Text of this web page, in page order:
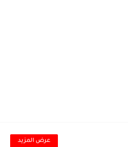
عرض المزيد